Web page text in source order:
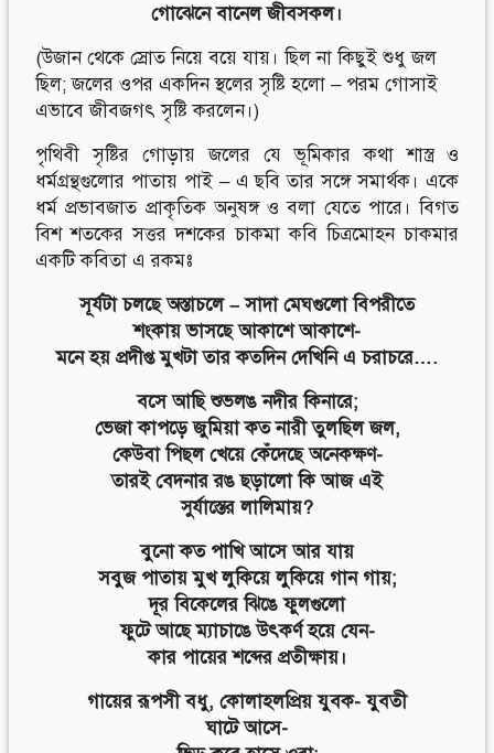
গোঝেনে বানেল জীবসকল।
(উজান থেকে স্রোত নিয়ে বয়ে যায়। ছিল না কিছুই শুধু জল
ছিল; জলের ওপর একদিন স্থলের সৃষ্টি হলো – পরম গোসাই
এভাবে জীবজগৎ সৃষ্টি করলেন।)
পৃথিবী সৃষ্টির গোড়ায় জলের যে ভূমিকার কথা শাস্ত্র ও
ধর্মগ্রন্থগুলোর পাতায় পাই – এ ছবি তার সঙ্গে সমার্থক। একে
ধর্ম প্রভাবজাত প্রাকৃতিক অনুষঙ্গ ও বলা যেতে পারে। বিগত
বিশ শতকের সত্তর দশকের চাকমা কবি চিত্রমোহন চাকমার
একটি কবিতা এ রকমঃ
সূর্যটা চলছে অস্তাচলে – সাদা মেঘগুলো বিপরীতে
শংকায় ভাসছে আকাশে আকাশে-
মনে হয় প্রদীপ্ত মুখটা তার কতদিন দেখিনি এ চরাচরে….
বসে আছি শুভলঙ নদীর কিনারে;
ভেজা কাপড়ে জুমিয়া কত নারী তুলছিল জল,
কেউবা পিছল খেয়ে কেঁদেছে অনেকক্ষণ-
তারই বেদনার রঙ ছড়ালো কি আজ এই
সুর্যাস্তের লালিমায়?
বুনো কত পাখি আসে আর যায়
সবুজ পাতায় মুখ লুকিয়ে লুকিয়ে গান গায়;
দূর বিকেলের ঝিঙে ফুলগুলো
ফুটে আছে ম্যাচাঙে উৎকর্ণ হয়ে যেন-
কার পায়ের শব্দের প্রতীক্ষায়।
গায়ের রূপসী বধু, কোলাহলপ্রিয় যুবক- যুবতী
ঘাটে আসে-